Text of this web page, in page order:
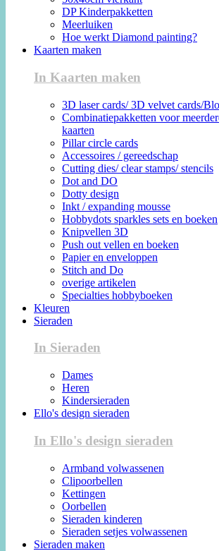
DP Kinderpakketten
Meerluiken
Hoe werkt Diamond painting?
Kaarten maken
In Kaarten maken
3D laser cards/ 3D velvet cards/
Combinatiepakketten voor
kaarten
Pillar circle cards
Accessoires / gereedschap
Cutting dies/ clear stamps/ stencils
Dot and DO
Dotty design
Inkt / expanding mousse
Hobbydots sparkles sets en boeken
Knipvellen 3D
Push out vellen en boeken
Papier en enveloppen
Stitch and Do
overige artikelen
Specialties hobbyboeken
Kleuren
Sieraden
In Sieraden
Dames
Heren
Kindersieraden
Ello's design sieraden
In Ello's design sieraden
Armband volwassenen
Clipoorbellen
Kettingen
Oorbellen
Sieraden kinderen
Sieraden setjes volwassenen
Sieraden maken